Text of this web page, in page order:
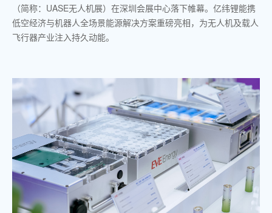
（简称：UASE无人机展）在深圳会展中心落下帷幕。亿纬锂能携
低空经济与机器人全场景能源解决方案重磅亮相，为无人机及载人
飞行器产业注入持久动能。